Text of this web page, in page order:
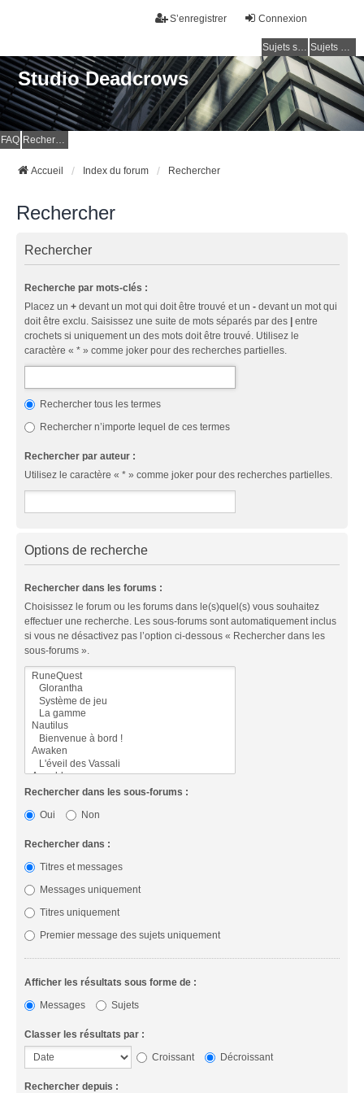
Connexion
S’enregistrer
Sujets sans réponse Sujets actifs
Studio Deadcrows
FAQ Rechercher
Accueil Index du forum Rechercher
Rechercher
Rechercher
Recherche par mots-clés :
Placez un + devant un mot qui doit être trouvé et un - devant un mot qui
doit être exclu. Saisissez une suite de mots séparés par des | entre
crochets si uniquement un des mots doit être trouvé. Utilisez le
caractère « * » comme joker pour des recherches partielles.
Rechercher tous les termes
Rechercher n’importe lequel de ces termes
Rechercher par auteur :
Utilisez le caractère « * » comme joker pour des recherches partielles.
Options de recherche
Rechercher dans les forums :
Choisissez le forum ou les forums dans le(s)quel(s) vous souhaitez
effectuer une recherche. Les sous-forums sont automatiquement inclus
si vous ne désactivez pas l’option ci-dessous « Rechercher dans les
sous-forums ».
Rechercher dans les sous-forums :
Oui
Non
Rechercher dans :
Titres et messages
Messages uniquement
Titres uniquement
Premier message des sujets uniquement
Afficher les résultats sous forme de :
Messages
Sujets
Classer les résultats par :
Croissant
Décroissant
Rechercher depuis :